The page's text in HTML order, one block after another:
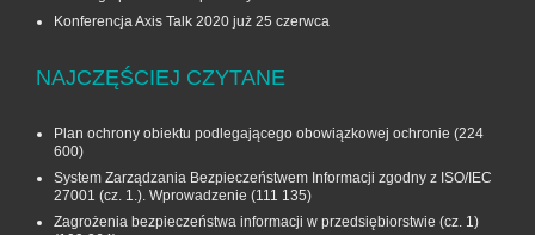
Konferencja Axis Talk 2020 już 25 czerwca
NAJCZĘŚCIEJ CZYTANE
Plan ochrony obiektu podlegającego obowiązkowej ochronie (224
600)
System Zarządzania Bezpieczeństwem Informacji zgodny z ISO/IEC
27001 (cz. 1.). Wprowadzenie (111 135)
Zagrożenia bezpieczeństwa informacji w przedsiębiorstwie (cz. 1)